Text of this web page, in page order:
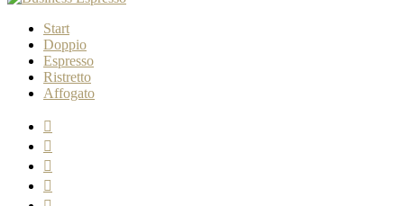
Start
Doppio
Espresso
Ristretto
Affogato